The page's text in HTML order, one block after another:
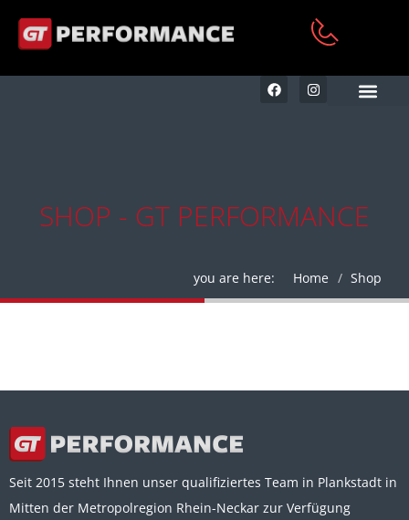
SHOP - GT PERFORMANCE
you are here: Home Shop
Seit 2015 steht Ihnen unser qualifiziertes Team in Plankstadt in
Mitten der Metropolregion Rhein-Neckar zur Verfügung